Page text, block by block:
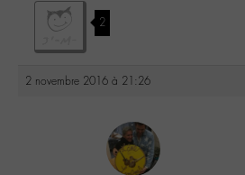
2
2 novembre 2016 à 21:26